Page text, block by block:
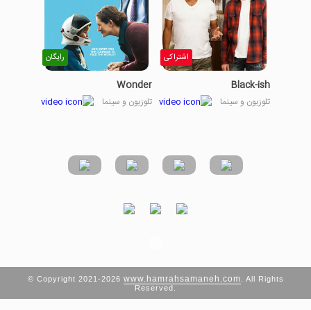
اشتراکی
Black-ish
تلوزیون و سینما
رایگان
Wonder
تلوزیون و سینما
© Copyright 2021-2026 www.hamrahsamaneh.com
. All Rights
Reserved.